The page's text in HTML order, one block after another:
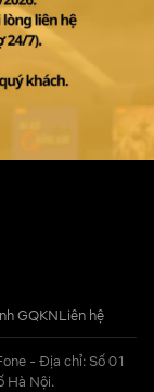
GQKNLiên hệ
- Địa chỉ: Số 01
Hà Nội.